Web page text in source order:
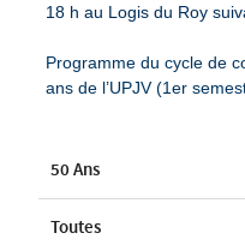
18 h au Logis du Roy
Programme du cycle de
ans de l’UPJV (1er
50 Ans
Toutes